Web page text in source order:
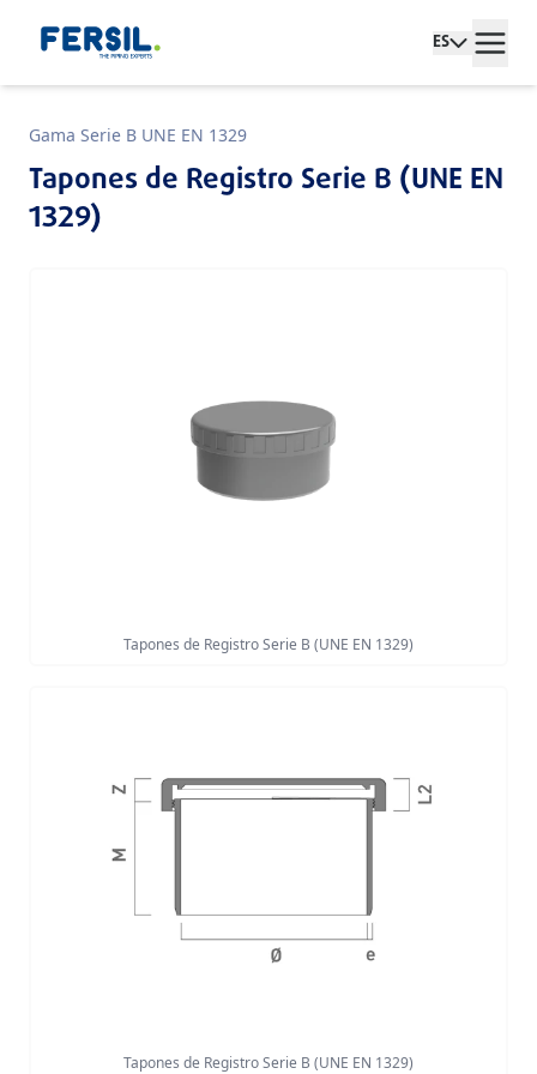
ES
Gama Serie B UNE EN 1329
Tapones de Registro Serie B (UNE EN
1329)
Tapones de Registro Serie B (UNE EN 1329)
Tapones de Registro Serie B (UNE EN 1329)